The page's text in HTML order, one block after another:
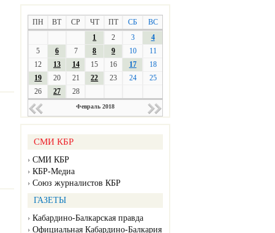
ПН ВТ СР ЧТ ПТ СБ
ВС
1
2 3
4
5
6 7 8 9 10
11
12
13 14 15 16 17
18
19
20 21 22 23 24
25
26
27 28
Февраль 2018
СМИ КБР
СМИ КБР
КБР-Медиа
Союз журналистов КБР
ГАЗЕТЫ
Кабардино-Балкарская правда
Официальная Кабардино-Балкария